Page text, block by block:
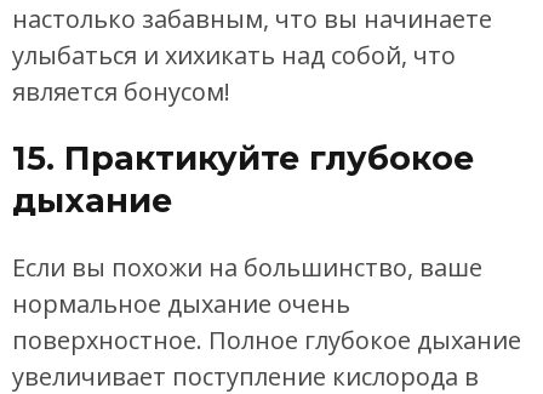
настолько забавным, что вы начинаете
улыбаться и хихикать над собой, что
является бонусом!
15. Практикуйте глубокое
дыхание
Если вы похожи на большинство, ваше
нормальное дыхание очень
поверхностное. Полное глубокое дыхание
увеличивает поступление кислорода в